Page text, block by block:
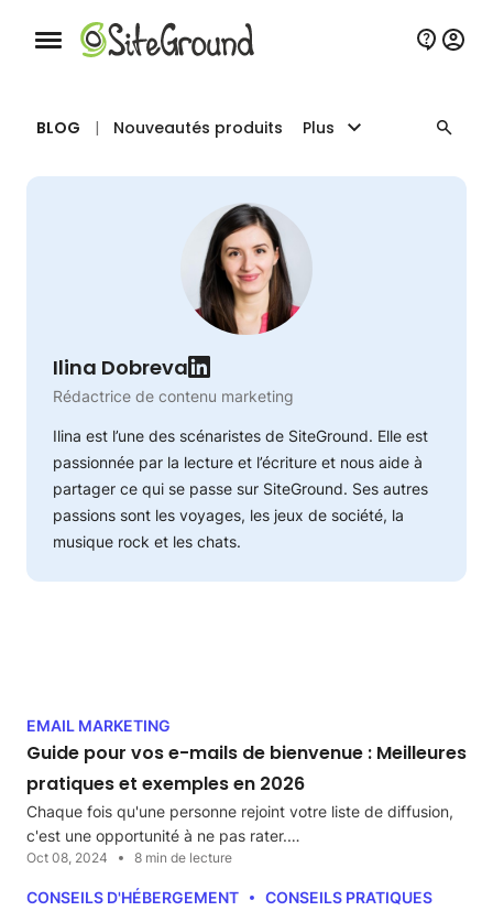
Bouton de navigation mobile
BLOG | Nouveautés produits Plus
Ilina Dobreva
Rédactrice de contenu marketing
Ilina est l’une des scénaristes de SiteGround. Elle est
passionnée par la lecture et l’écriture et nous aide à
partager ce qui se passe sur SiteGround. Ses autres
passions sont les voyages, les jeux de société, la
musique rock et les chats.
EMAIL MARKETING
Guide pour vos e-mails de bienvenue : Meilleures
pratiques et exemples en 2026
Chaque fois qu'une personne rejoint votre liste de diffusion,
c'est une opportunité à ne pas rater.…
Oct 08, 2024 8 min de lecture
CONSEILS D'HÉBERGEMENT CONSEILS PRATIQUES